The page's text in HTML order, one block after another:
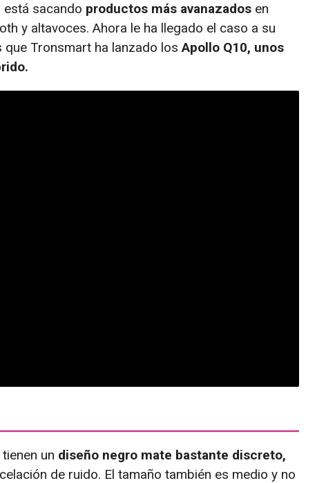
sacando productos más avanazados en
y altavoces. Ahora le ha llegado el caso a su
que Tronsmart ha lanzado losApollo Q10, unos
tienen un diseño negro mate bastante discreto,
de ruido. El tamaño también es medio y no